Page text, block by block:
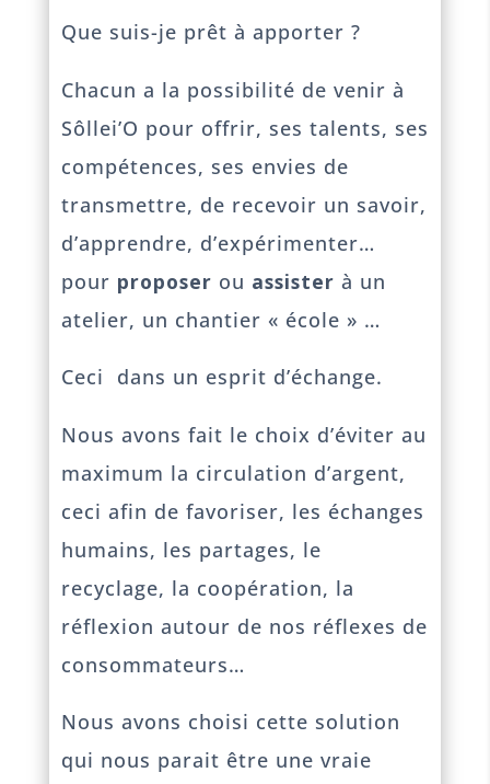
Que suis-je prêt à apporter ?
Chacun a la possibilité de venir à
Sôllei’O pour offrir, ses talents, ses
compétences, ses envies de
transmettre, de recevoir un savoir,
d’apprendre, d’expérimenter…
pour proposer ou assister à un
atelier, un chantier « école » …
Ceci dans un esprit d’échange.
Nous avons fait le choix d’éviter au
maximum la circulation d’argent,
ceci afin de favoriser, les échanges
humains, les partages, le
recyclage, la coopération, la
réflexion autour de nos réflexes de
consommateurs…
Nous avons choisi cette solution
qui nous parait être une vraie